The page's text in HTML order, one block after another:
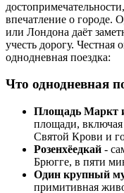
впечатление о городе.
или Лондона даёт
учесть дорогу. Честная
однодневная поездка:
Что однодневная
Площадь Маркт
площади,
Святой Крови и
Розенхёедкай -
Брюгге, в пяти
Один крупный
примитивная